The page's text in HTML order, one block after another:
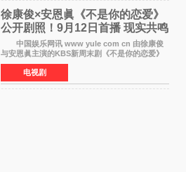
徐康俊×安恩眞《不是你的恋爱》
公开剧照！9月12日首播 现实共鸣
罗曼史来袭
中国娱乐网讯 www yule com cn 由徐康俊
与安恩眞主演的KBS新周末剧《不是你的恋爱》
于近日公开首波剧照，正式定档9月12日首
播。 剧照中，徐康俊与安恩眞并肩而坐，眼
神中流露出复杂而微
电视剧